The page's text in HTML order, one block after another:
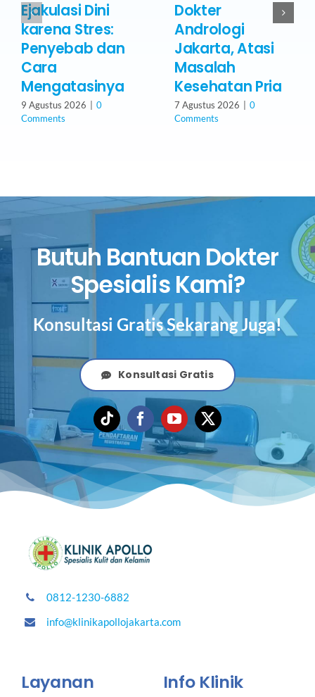
Ejakulasi Dini
karena Stres:
Penyebab dan
Cara
Mengatasinya
9 Agustus 2026
0
Comments
Dokter
Andrologi
Jakarta, Atasi
Masalah
Kesehatan Pria
7 Agustus 2026
0
Comments
Butuh Bantuan Dokter
Spesialis Kami?
Konsultasi Gratis Sekarang Juga!
Konsultasi Gratis
0812-1230-6882
info@klinikapollojakarta.com
Layanan Info Klinik